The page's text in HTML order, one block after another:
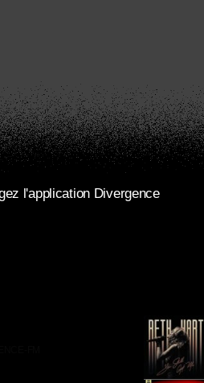
l'application Divergence